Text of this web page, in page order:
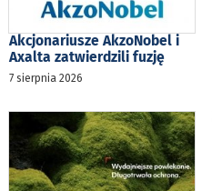
Akcjonariusze AkzoNobel i
Axalta zatwierdzili fuzję
7 sierpnia 2026